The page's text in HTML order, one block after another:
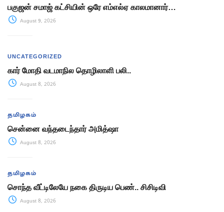
பகுஜன் சமாஜ் கட்சியின் ஒரே எம்எல்ஏ காலமானார்…
August 9, 2026
UNCATEGORIZED
கார் மோதி வடமாநில தொழிலாளி பலி..
August 8, 2026
தமிழகம்
சென்னை வந்தடைந்தார் அமித்ஷா
August 8, 2026
தமிழகம்
சொந்த வீட்டிலேயே நகை திருடிய பெண்.. சிசிடிவி
August 8, 2026